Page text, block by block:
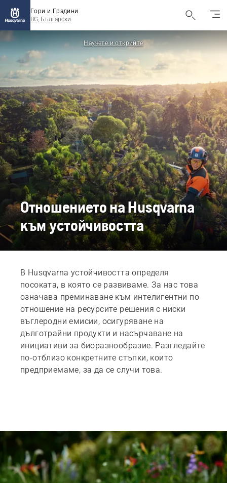
Гори и Градини
BG, Български
Научете и открийте
Отношението на Husqvarna
към устойчивостта
В Husqvarna устойчивостта определя
посоката, в която се развиваме. За нас това
означава преминаване към интелигентни по
отношение на ресурсите решения с ниски
въглеродни емисии, осигуряване на
дълготрайни продукти и насърчаване на
инициативи за биоразнообразие. Разгледайте
по-отблизо конкретните стъпки, които
предприемаме, за да се случи това.